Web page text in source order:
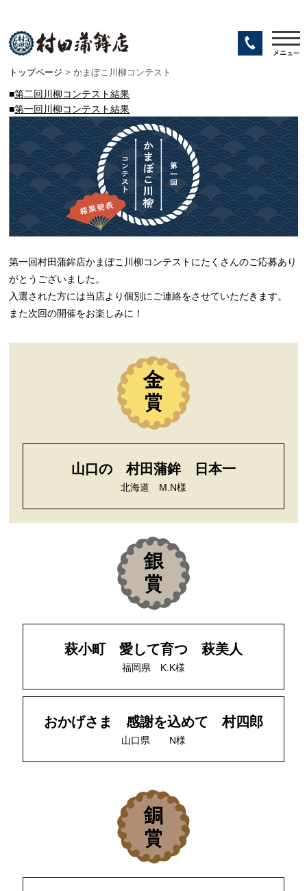
トップページ > かまぼこ川柳コンテスト
■第二回川柳コンテスト結果
■第一回川柳コンテスト結果
第一回村田蒲鉾店かまぼこ川柳コンテストにたくさんのご応募あり
がとうございました。
入選された方には当店より個別にご連絡をさせていただきます。
また次回の開催をお楽しみに！
山口の 村田蒲鉾 日本一
北海道 M.N様
萩小町 愛して育つ 萩美人
福岡県 K.K様
おかげさま 感謝を込めて 村四郎
山口県 N様